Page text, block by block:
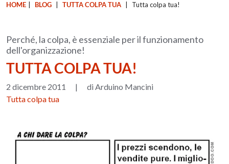
HOME BLOG TUTTA COLPA TUA Tutta colpa tua!
Perché, la colpa, è essenziale per il funzionamento
dell'organizzazione!
TUTTA COLPA TUA!
2 dicembre 2011 |
di Arduino Mancini
Tutta colpa tua